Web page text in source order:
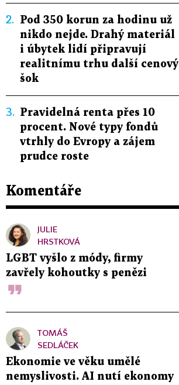
2.
Pod 350 korun za hodinu už
nikdo nejde. Drahý materiál
i úbytek lidí připravují
realitnímu trhu další cenový
šok
3.
Pravidelná renta přes 10
procent. Nové typy fondů
vtrhly do Evropy a zájem
prudce roste
Komentáře
JULIE
HRSTKOVÁ
LGBT vyšlo z módy, firmy
zavřely kohoutky s penězi
TOMÁŠ
SEDLÁČEK
Ekonomie ve věku umělé
nemyslivosti. AI nutí ekonomy